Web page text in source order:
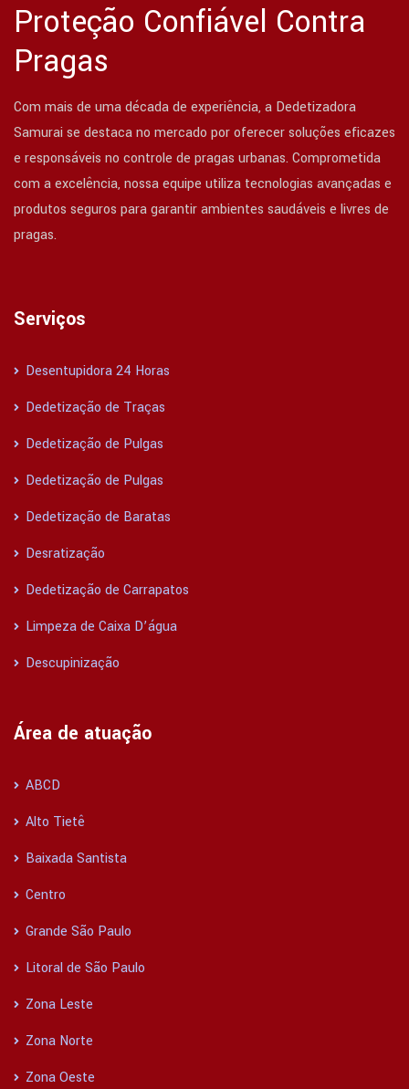
Proteção Confiável Contra
Pragas
Com mais de uma década de experiência, a Dedetizadora
Samurai se destaca no mercado por oferecer soluções eficazes
e responsáveis no controle de pragas urbanas. Comprometida
com a excelência, nossa equipe utiliza tecnologias avançadas e
produtos seguros para garantir ambientes saudáveis e livres de
pragas.
Serviços
Desentupidora 24 Horas
Dedetização de Traças
Dedetização de Pulgas
Dedetização de Pulgas
Dedetização de Baratas
Desratização
Dedetização de Carrapatos
Limpeza de Caixa D’água
Descupinização
Área de atuação
ABCD
Alto Tietê
Baixada Santista
Centro
Grande São Paulo
Litoral de São Paulo
Zona Leste
Zona Norte
Zona Oeste